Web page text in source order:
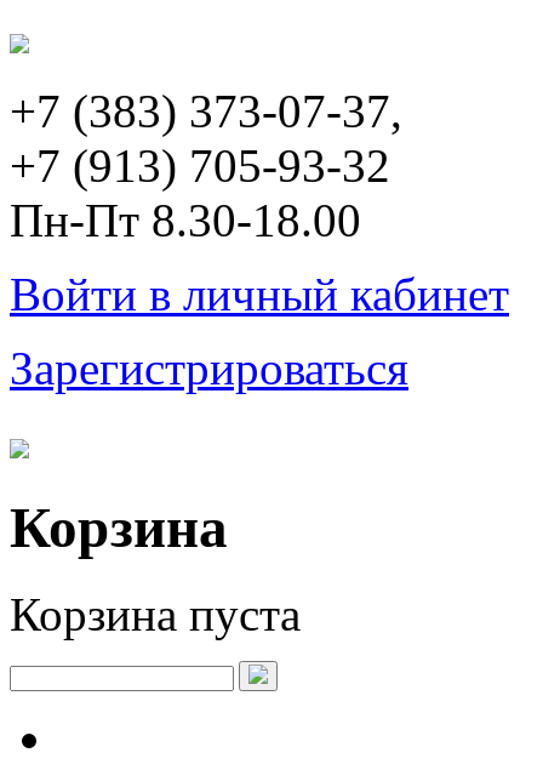
+7 (383) 373-07-37,
+7 (913) 705-93-32
Пн-Пт 8.30-18.00
Войти в личный кабинет
Зарегистрироваться
Корзина
Корзина пуста